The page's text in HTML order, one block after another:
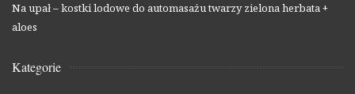
Na upał – kostki lodowe do automasażu twarzy zielona herbata +
aloes
Kategorie